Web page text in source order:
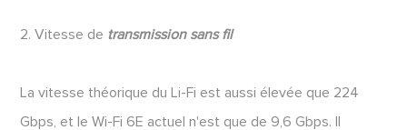
2. Vitesse de transmission sans fil
La vitesse théorique du Li-Fi est aussi élevée que 224
Gbps, et le Wi-Fi 6E actuel n'est que de 9,6 Gbps. Il